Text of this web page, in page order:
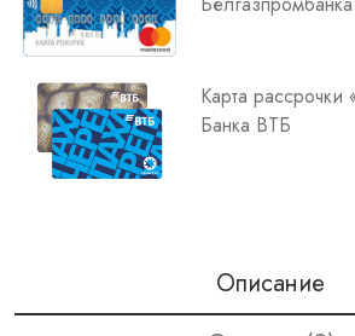
Карта рассрочки
Банка ВТБ
Описание